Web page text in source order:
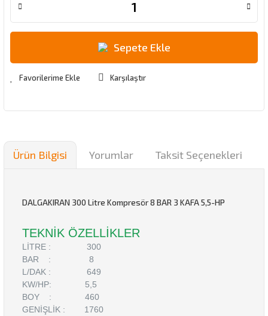
Sepete Ekle
Karşılaştır
Ürün Bilgisi Yorumlar Taksit Seçenekleri
DALGAKIRAN 300 Litre Kompresör 8 BAR 3 KAFA 5,5-HP
TEKNİK ÖZELLİKLER
LİTRE : 300
BAR : 8
L/DAK : 649
KW/HP: 5,5
BOY : 460
GENİŞLİK : 1760